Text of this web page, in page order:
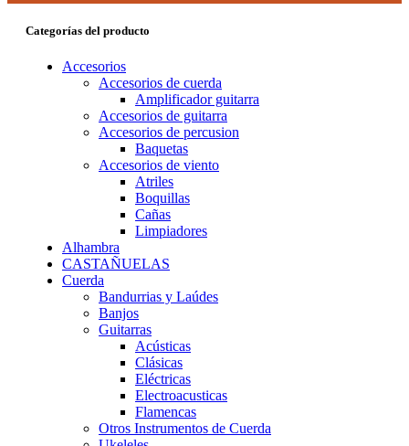
Categorías del producto
Accesorios
Accesorios de cuerda
Amplificador guitarra
Accesorios de guitarra
Accesorios de percusion
Baquetas
Accesorios de viento
Atriles
Boquillas
Cañas
Limpiadores
Alhambra
CASTAÑUELAS
Cuerda
Bandurrias y Laúdes
Banjos
Guitarras
Acústicas
Clásicas
Eléctricas
Electroacusticas
Flamencas
Otros Instrumentos de Cuerda